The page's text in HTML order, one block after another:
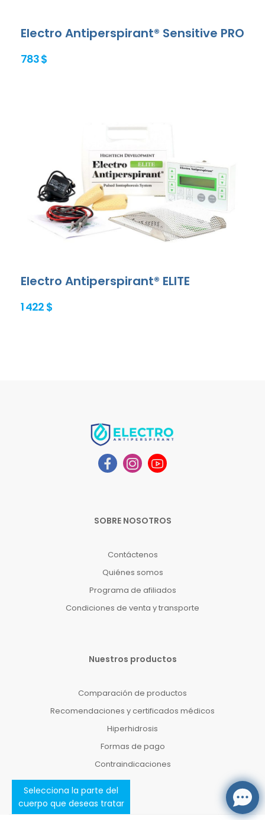
Selecciona la parte del
cuerpo que deseas tratar
Electro Antiperspirant® Sensitive PRO
783 $
Electro Antiperspirant® ELITE
1 422 $
SOBRE NOSOTROS
Contáctenos
Quiénes somos
Programa de afiliados
Condiciones de venta y transporte
Nuestros productos
Comparación de productos
Recomendaciones y certificados médicos
Hiperhidrosis
Formas de pago
Contraindicaciones